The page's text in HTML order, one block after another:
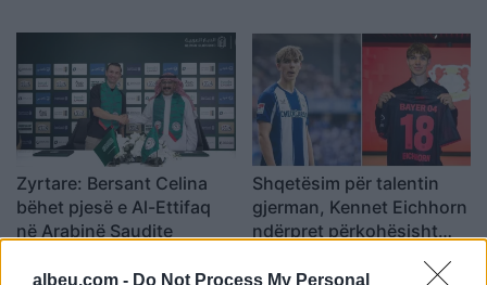
albeu.com - Do Not Process My Personal
Zyrtare: Bersant Celina
bëhet pjesë e Al-Ettifaq
në Arabinë Saudite
Shqetësim për talentin
gjerman, Kennet Eichhorn
ndërpret përkohësisht
shëndetësore